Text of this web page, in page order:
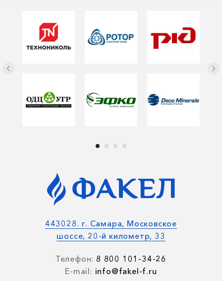
443028. г. Самара, Московское
шоссе, 20-й километр, 33
Телефон: 8 800 101-34-26
E-mail: info@fakel-f.ru